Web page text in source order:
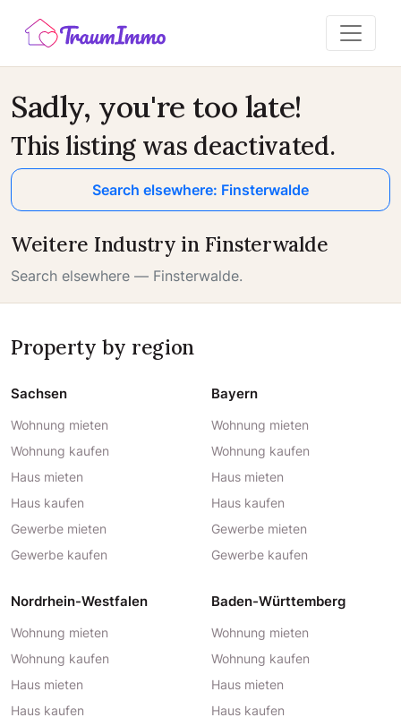
Sadly, you're too late!
This listing was deactivated.
Search elsewhere: Finsterwalde
Weitere Industry in Finsterwalde
Search elsewhere — Finsterwalde.
Property by region
Sachsen
Wohnung mieten
Wohnung kaufen
Haus mieten
Haus kaufen
Gewerbe mieten
Gewerbe kaufen
Bayern
Wohnung mieten
Wohnung kaufen
Haus mieten
Haus kaufen
Gewerbe mieten
Gewerbe kaufen
Nordrhein-Westfalen
Wohnung mieten
Wohnung kaufen
Haus mieten
Haus kaufen
Baden-Württemberg
Wohnung mieten
Wohnung kaufen
Haus mieten
Haus kaufen